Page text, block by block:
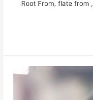
השיניים כוללים כמה סוגים עיקריים כגון: Root From, flate from ,